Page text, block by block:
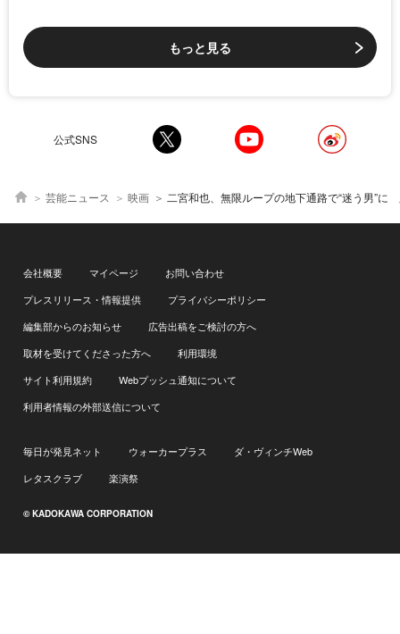
もっと見る
公式SNS
芸能ニュース 映画 二宮和也、無限ループの地下通路で“迷う男”に 脱出を目指し、孤軍奮闘する特報映像も解禁＜映画「８番出
会社概要 マイページ
お問い合わせ
プレスリリース・情報提供
プライバシーポリシー
編集部からのお知らせ
広告出稿をご検討の方へ
取材を受けてくださった方へ
利用環境
サイト利用規約
Webプッシュ通知について
利用者情報の外部送信について
毎日が発見ネット ウォーカープラス
ダ・ヴィンチWeb
レタスクラブ
楽演祭
© KADOKAWA CORPORATION